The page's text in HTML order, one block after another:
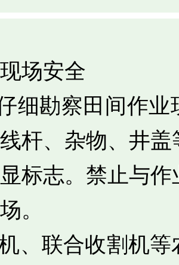
场安全
细勘察田间作业
杆、杂物、井盖
标志。禁止与作
。
、联合收割机等